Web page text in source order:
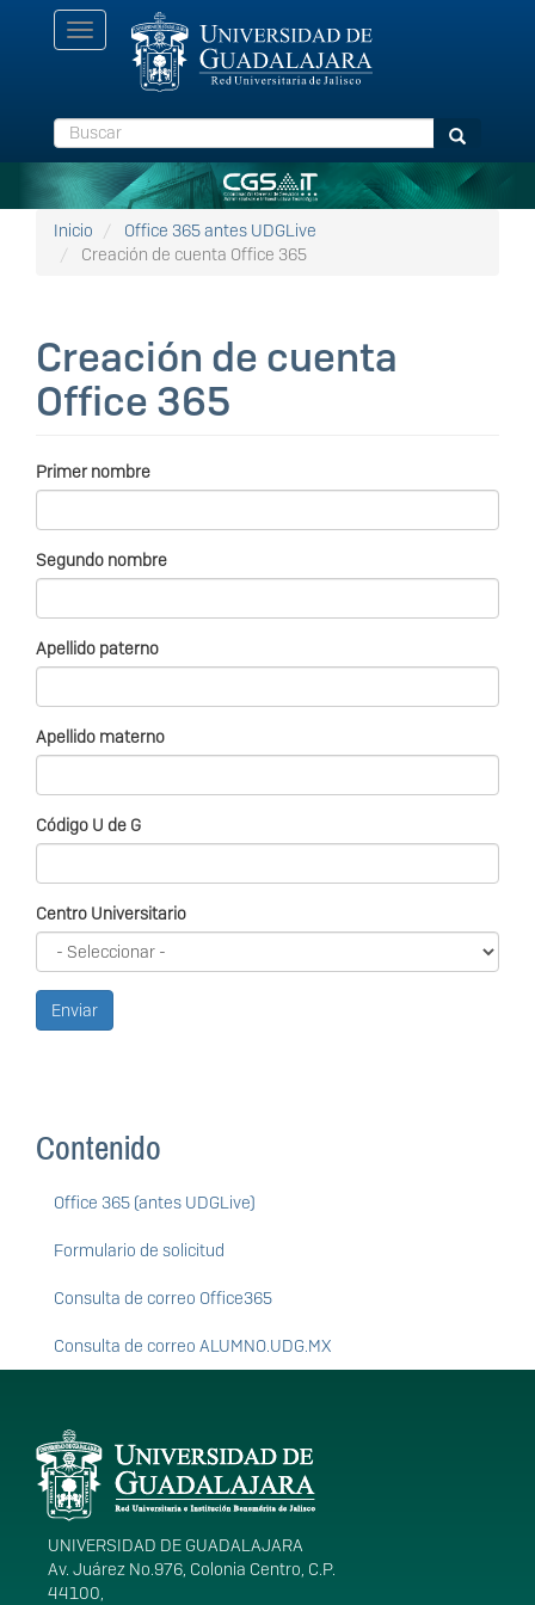
Toggle
navigation
Buscar Buscar
Inicio
Office 365 antes UDGLive
Creación de cuenta Office 365
Creación de cuenta
Office 365
Primer nombre
Segundo nombre
Apellido paterno
Apellido materno
Código U de G
Centro Universitario
Enviar
Contenido
Office 365 (antes UDGLive)
Formulario de solicitud
Consulta de correo Office365
Consulta de correo ALUMNO.UDG.MX
Información del
portal
UNIVERSIDAD DE GUADALAJARA
Av. Juárez No.976, Colonia Centro, C.P.
44100,